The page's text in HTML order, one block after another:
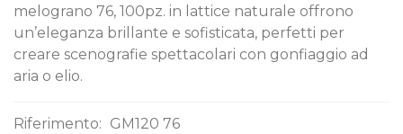
melograno 76, 100pz. in lattice naturale offrono
un’eleganza brillante e sofisticata, perfetti per
creare scenografie spettacolari con gonfiaggio ad
aria o elio.
Riferimento: GM120 76